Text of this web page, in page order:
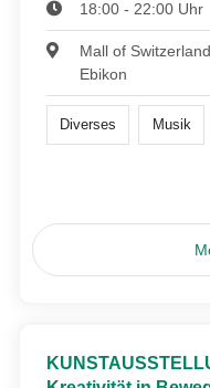
18:00 - 22:00 Uhr
Mall of
Ebikon
Diverses Musik